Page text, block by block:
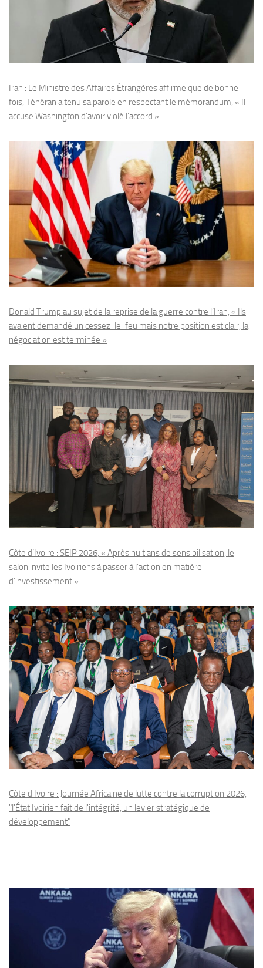
Iran : Le Ministre des Affaires Étrangères affirme que de bonne
fois, Téhéran a tenu sa parole en respectant le mémorandum, « Il
accuse Washington d’avoir violé l’accord »
Donald Trump au sujet de la reprise de la guerre contre l’Iran, « Ils
avaient demandé un cessez-le-feu mais notre position est clair, la
négociation est terminée »
Côte d’Ivoire : SEIP 2026, « Après huit ans de sensibilisation, le
salon invite les Ivoiriens à passer à l’action en matière
d’investissement »
Côte d'Ivoire : Journée Africaine de lutte contre la corruption 2026,
"l'État Ivoirien fait de l'intégrité, un levier stratégique de
développement"